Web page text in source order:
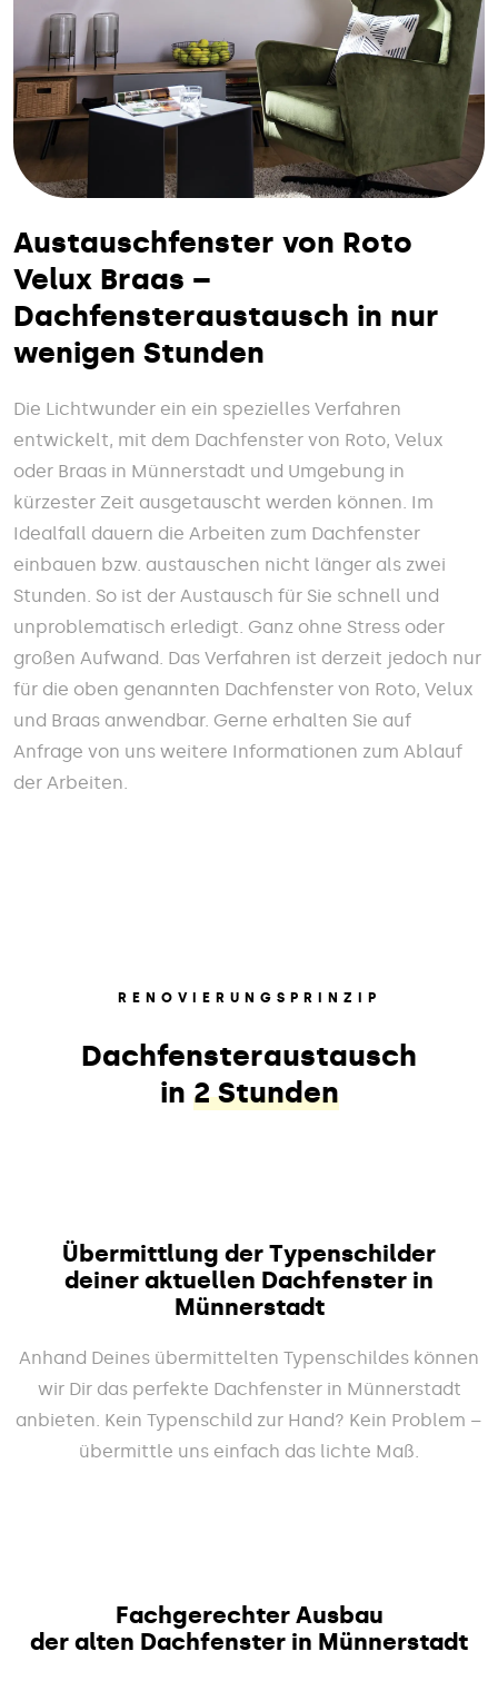
Austauschfenster von Roto
Velux Braas –
Dachfensteraustausch in nur
wenigen Stunden
Die Lichtwunder ein ein spezielles Verfahren
entwickelt, mit dem Dachfenster von Roto, Velux
oder Braas in Münnerstadt und Umgebung in
kürzester Zeit ausgetauscht werden können. Im
Idealfall dauern die Arbeiten zum Dachfenster
einbauen bzw. austauschen nicht länger als zwei
Stunden. So ist der Austausch für Sie schnell und
unproblematisch erledigt. Ganz ohne Stress oder
großen Aufwand. Das Verfahren ist derzeit jedoch nur
für die oben genannten Dachfenster von Roto, Velux
und Braas anwendbar. Gerne erhalten Sie auf
Anfrage von uns weitere Informationen zum Ablauf
der Arbeiten.
RENOVIERUNGSPRINZIP
Dachfensteraustausch
in 2 Stunden
Übermittlung der Typenschilder
deiner aktuellen Dachfenster in
Münnerstadt
Anhand Deines übermittelten Typenschildes können
wir Dir das perfekte Dachfenster in Münnerstadt
anbieten. Kein Typenschild zur Hand? Kein Problem –
übermittle uns einfach das lichte Maß.
Fachgerechter Ausbau
der alten Dachfenster in Münnerstadt